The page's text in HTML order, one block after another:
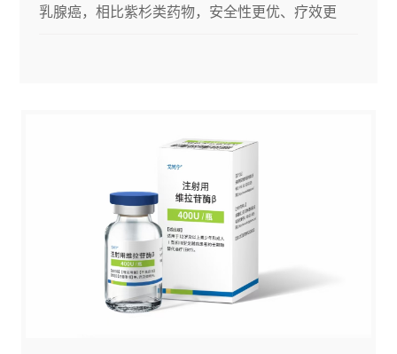
乳腺癌，相比紫杉类药物，安全性更优、疗效更